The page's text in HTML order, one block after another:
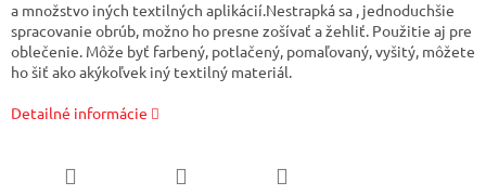
a množstvo iných textilných aplikácií.Nestrapká sa , jednoduchšie
spracovanie obrúb, možno ho presne zošívať a žehliť. Použitie aj pre
oblečenie. Môže byť farbený, potlačený, pomaľovaný, vyšitý, môžete
ho šiť ako akýkoľvek iný textilný materiál.
Detailné informácie